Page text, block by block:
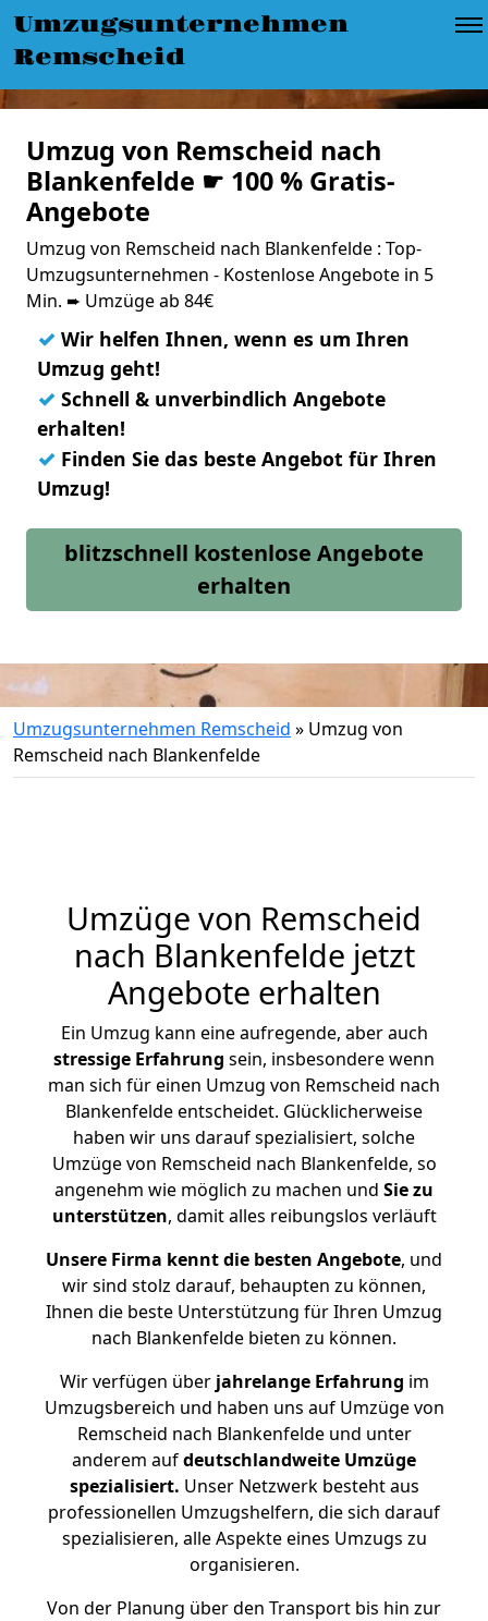
Umzugsunternehmen
Remscheid
Umzug von Remscheid nach
Blankenfelde ☛ 100 % Gratis-
Angebote
Umzug von Remscheid nach Blankenfelde : Top-
Umzugsunternehmen - Kostenlose Angebote in 5
Min. ➨ Umzüge ab 84€
✓ Wir helfen Ihnen, wenn es um Ihren
Umzug geht!
✓ Schnell & unverbindlich Angebote
erhalten!
✓ Finden Sie das beste Angebot für Ihren
Umzug!
blitzschnell kostenlose Angebote
erhalten
Umzugsunternehmen Remscheid » Umzug von
Remscheid nach Blankenfelde
Umzüge von Remscheid
nach Blankenfelde jetzt
Angebote erhalten
Ein Umzug kann eine aufregende, aber auch
stressige Erfahrung sein, insbesondere wenn
man sich für einen Umzug von Remscheid nach
Blankenfelde entscheidet. Glücklicherweise
haben wir uns darauf spezialisiert, solche
Umzüge von Remscheid nach Blankenfelde, so
angenehm wie möglich zu machen und Sie zu
unterstützen, damit alles reibungslos verläuft
Unsere Firma kennt die besten Angebote, und
wir sind stolz darauf, behaupten zu können,
Ihnen die beste Unterstützung für Ihren Umzug
nach Blankenfelde bieten zu können.
Wir verfügen überjahrelange Erfahrung im
Umzugsbereich und haben uns auf Umzüge von
Remscheid nach Blankenfelde und unter
anderem aufdeutschlandweite Umzüge
spezialisiert. Unser Netzwerk besteht aus
professionellen Umzugshelfern, die sich darauf
spezialisieren, alle Aspekte eines Umzugs zu
organisieren.
Von der Planung über den Transport bis hin zur